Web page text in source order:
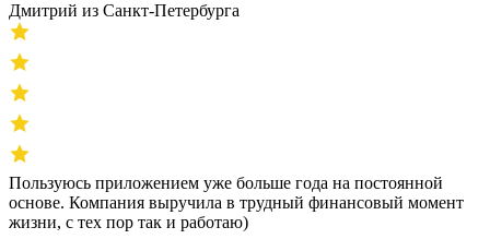
Дмитрий из Санкт-Петербурга
Пользуюсь приложением уже больше года на постоянной
основе. Компания выручила в трудный финансовый момент
жизни, с тех пор так и работаю)